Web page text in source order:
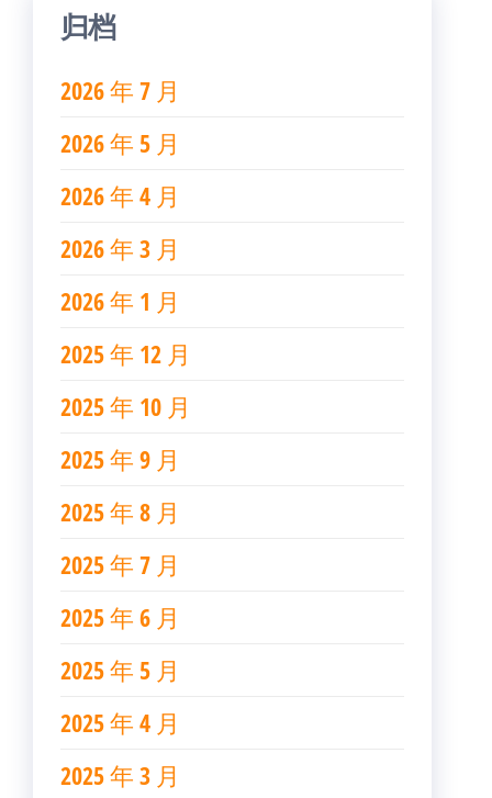
归档
2026 年 7 月
2026 年 5 月
2026 年 4 月
2026 年 3 月
2026 年 1 月
2025 年 12 月
2025 年 10 月
2025 年 9 月
2025 年 8 月
2025 年 7 月
2025 年 6 月
2025 年 5 月
2025 年 4 月
2025 年 3 月